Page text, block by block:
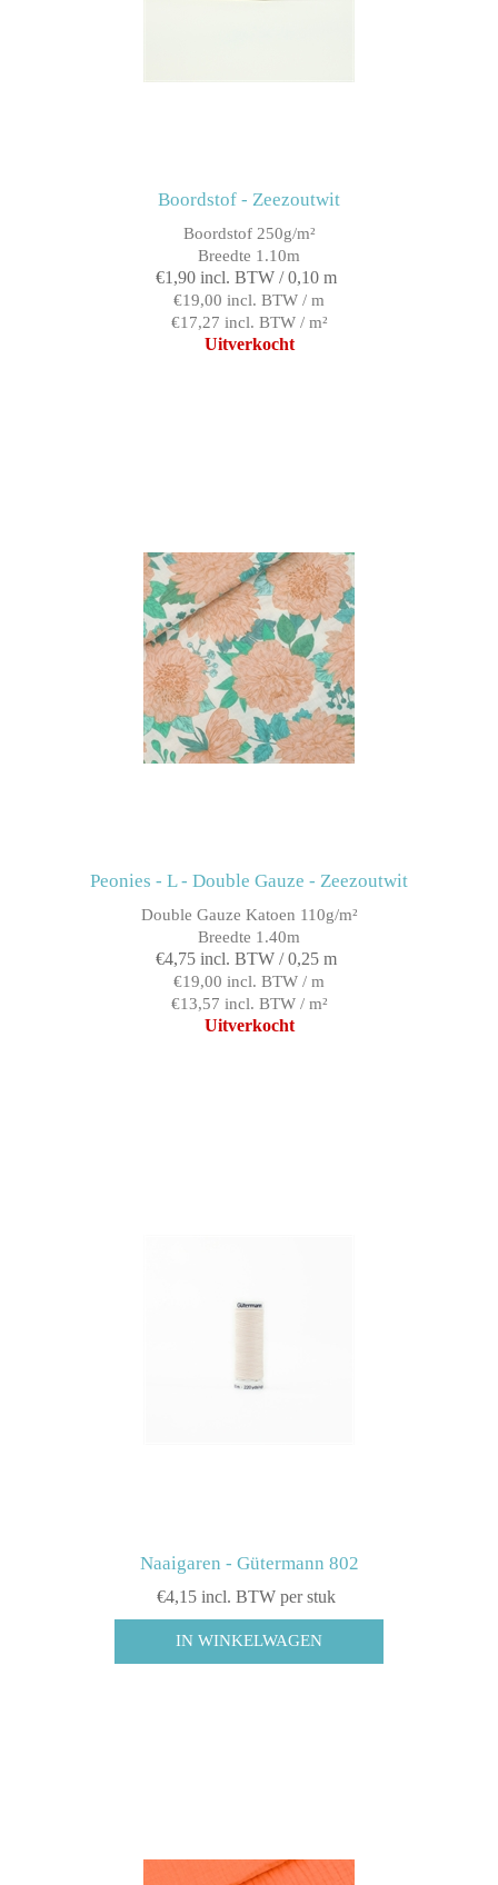
Boordstof - Zeezoutwit
Boordstof 250g/m²
Breedte 1.10m
€1,90 incl. BTW / 0,10 m
€19,00 incl. BTW / m
€17,27 incl. BTW / m²
Uitverkocht
Peonies - L - Double Gauze - Zeezoutwit
Double Gauze Katoen 110g/m²
Breedte 1.40m
€4,75 incl. BTW / 0,25 m
€19,00 incl. BTW / m
€13,57 incl. BTW / m²
Uitverkocht
Naaigaren - Gütermann 802
€4,15 incl. BTW per stuk